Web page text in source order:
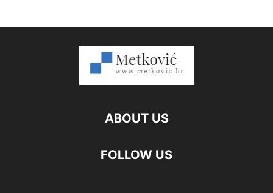
ABOUT US
FOLLOW US